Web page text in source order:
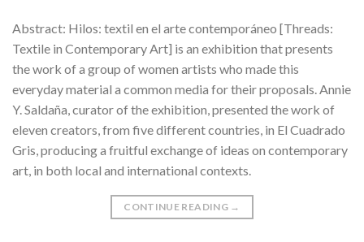
Abstract: Hilos: textil en el arte contemporáneo [Threads:
Textile in Contemporary Art] is an exhibition that presents
the work of a group of women artists who made this
everyday material a common media for their proposals. Annie
Y. Saldaña, curator of the exhibition, presented the work of
eleven creators, from five different countries, in El Cuadrado
Gris, producing a fruitful exchange of ideas on contemporary
art, in both local and international contexts.
CONTINUE READING →